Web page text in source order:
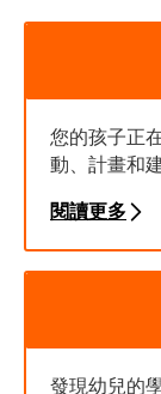
您的孩子正
動、計畫和建
閱讀更多
發現幼兒的